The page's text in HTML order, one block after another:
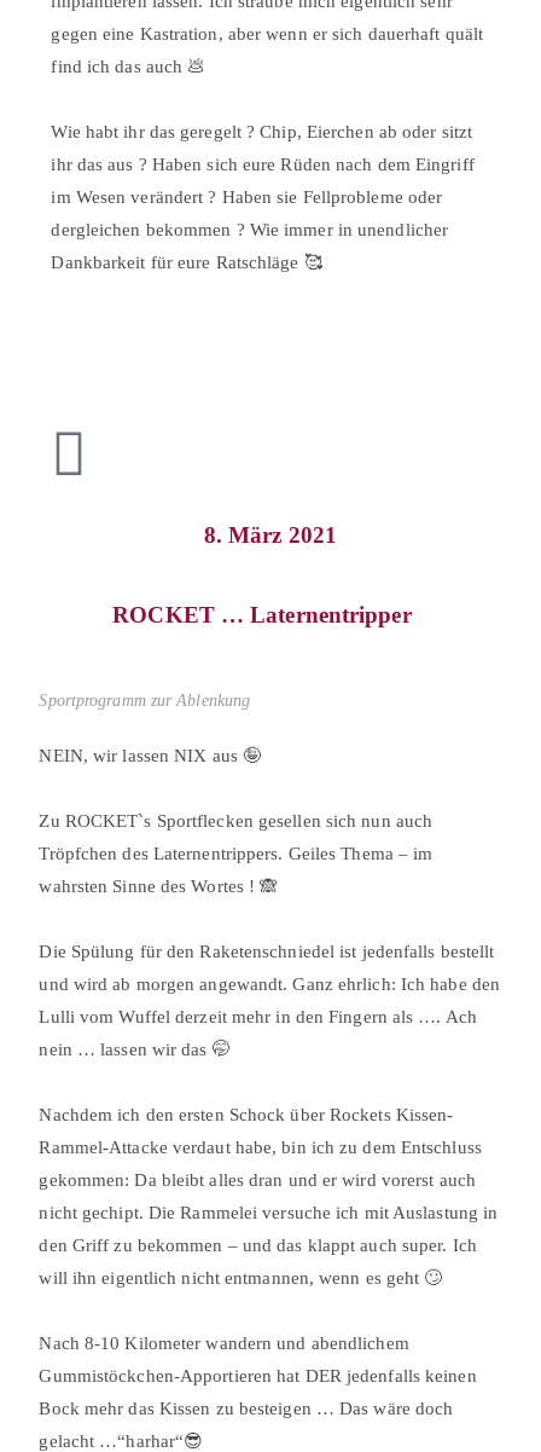
gegen eine Kastration, aber wenn er sich dauerhaft quält
find ich das auch 💩⠀
Wie habt ihr das geregelt ? Chip, Eierchen ab oder sitzt
ihr das aus ? Haben sich eure Rüden nach dem Eingriff
im Wesen verändert ? Haben sie Fellprobleme oder
dergleichen bekommen ? Wie immer in unendlicher
Dankbarkeit für eure Ratschläge 🥰
8. März 2021
ROCKET … Laternentripper⠀
Sportprogramm zur Ablenkung
NEIN, wir lassen NIX aus 🤪⠀
Zu ROCKET`s Sportflecken gesellen sich nun auch
Tröpfchen des Laternentrippers. Geiles Thema – im
wahrsten Sinne des Wortes ! 🙈⠀
Die Spülung für den Raketenschniedel ist jedenfalls bestellt
und wird ab morgen angewandt. Ganz ehrlich: Ich habe den
Lulli vom Wuffel derzeit mehr in den Fingern als …. Ach
nein … lassen wir das 🤭⠀
Nachdem ich den ersten Schock über Rockets Kissen-
Rammel-Attacke verdaut habe, bin ich zu dem Entschluss
gekommen: Da bleibt alles dran und er wird vorerst auch
nicht gechipt. Die Rammelei versuche ich mit Auslastung in
den Griff zu bekommen – und das klappt auch super. Ich
will ihn eigentlich nicht entmannen, wenn es geht 🙄
Nach 8-10 Kilometer wandern und abendlichem
Gummistöckchen-Apportieren hat DER jedenfalls keinen
Bock mehr das Kissen zu besteigen … Das wäre doch
gelacht …“harhar“😎⠀